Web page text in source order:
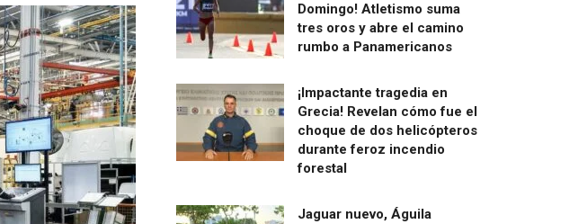
Domingo! Atletismo suma
tres oros y abre el camino
rumbo a Panamericanos
¡Impactante tragedia en
Grecia! Revelan cómo fue el
choque de dos helicópteros
durante feroz incendio
forestal
Jaguar nuevo, Águila